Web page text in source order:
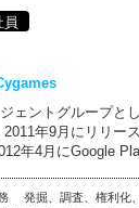
員
ェントグループと
年9月にリリー
年4月にGoogle
発掘、調査、権利化